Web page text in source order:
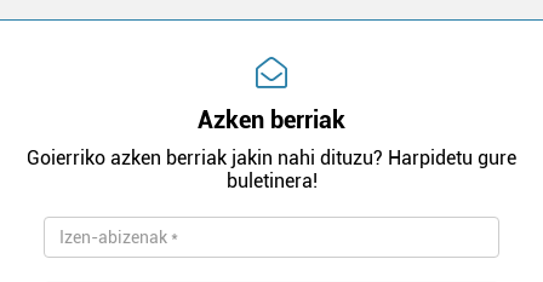
Azken berriak
Goierriko azken berriak jakin nahi dituzu? Harpidetu gure
buletinera!